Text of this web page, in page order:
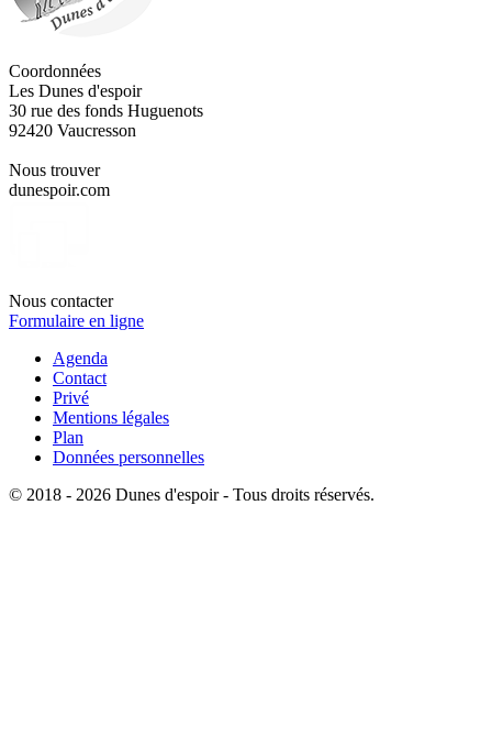
Coordonnées
Les Dunes d'espoir
30 rue des fonds Huguenots
92420 Vaucresson
Nous trouver
dunespoir.com
Nous contacter
Formulaire en ligne
Agenda
Contact
Privé
Mentions légales
Plan
Données personnelles
© 2018 - 2026 Dunes d'espoir - Tous droits réservés.